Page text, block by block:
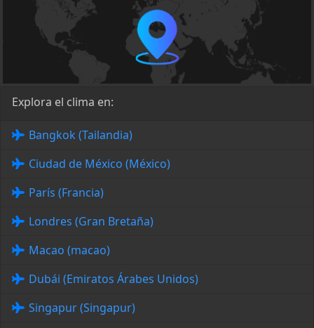
Explora el clima en:
Bangkok (Tailandia)
Ciudad de México (México)
París (Francia)
Londres (Gran Bretaña)
Macao (macao)
Dubái (Emiratos Árabes Unidos)
Singapur (Singapur)